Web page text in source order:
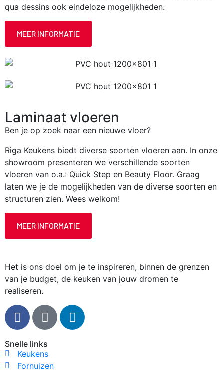
qua dessins ook eindeloze mogelijkheden.
MEER INFORMATIE
Laminaat vloeren
Ben je op zoek naar een nieuwe vloer?
Riga Keukens biedt diverse soorten vloeren aan. In onze
showroom presenteren we verschillende soorten
vloeren van o.a.: Quick Step en Beauty Floor. Graag
laten we je de mogelijkheden van de diverse soorten en
structuren zien. Wees welkom!
MEER INFORMATIE
Het is ons doel om je te inspireren, binnen de grenzen
van je budget, de keuken van jouw dromen te
realiseren.
Snelle links
Keukens
Fornuizen